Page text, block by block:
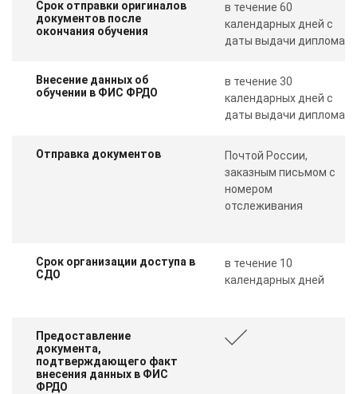
Срок отправки оригиналов
документов после
окончания обучения
в течение 60
календарных дней с
даты выдачи диплома
Внесение данных об
обучении в ФИС ФРДО
в течение 30
календарных дней с
даты выдачи диплома
Отправка документов
Почтой России,
заказным письмом с
номером
отслеживания
Срок организации доступа в
СДО
в течение 10
календарных дней
Предоставление
документа,
подтверждающего факт
внесения данных в ФИС
ФРДО